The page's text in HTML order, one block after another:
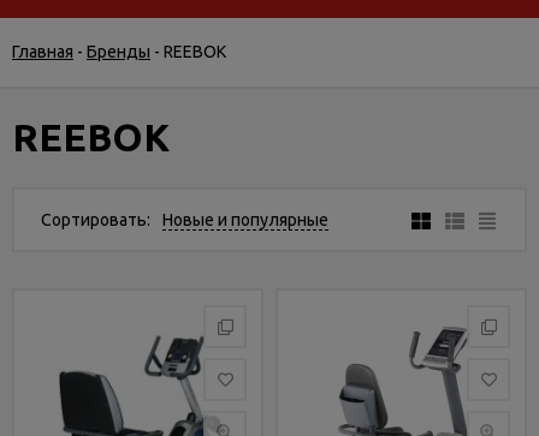
Гарантия
сервис
Главная - Бренды - REEBOK
REEBOK
Сортировать: Новые и популярные